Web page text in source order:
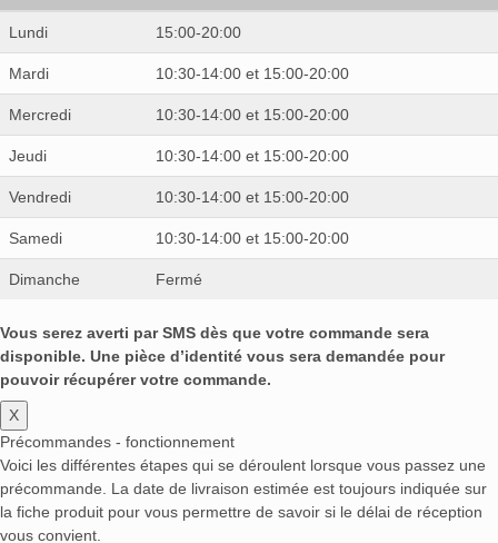
Lundi 15:00-20:00
Mardi 10:30-14:00 et 15:00-20:00
Mercredi 10:30-14:00 et 15:00-20:00
Jeudi 10:30-14:00 et 15:00-20:00
Vendredi 10:30-14:00 et 15:00-20:00
Samedi 10:30-14:00 et 15:00-20:00
Dimanche Fermé
Vous serez averti par SMS dès que votre commande sera
disponible. Une pièce d’identité vous sera demandée pour
pouvoir récupérer votre commande.
X
Précommandes - fonctionnement
Voici les différentes étapes qui se déroulent lorsque vous passez une
précommande. La date de livraison estimée est toujours indiquée sur
la fiche produit pour vous permettre de savoir si le délai de réception
vous convient.